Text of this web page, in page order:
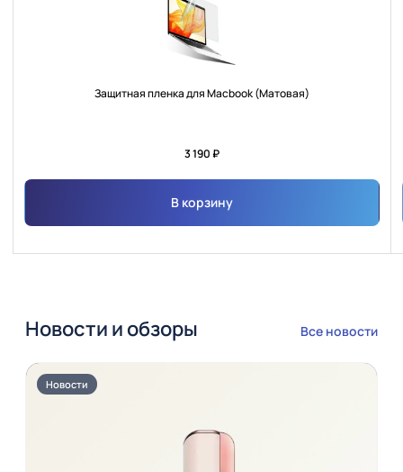
Защитная пленка для Macbook (Матовая)
3 190 ₽
В корзину
Новости и обзоры Все новости
Новости